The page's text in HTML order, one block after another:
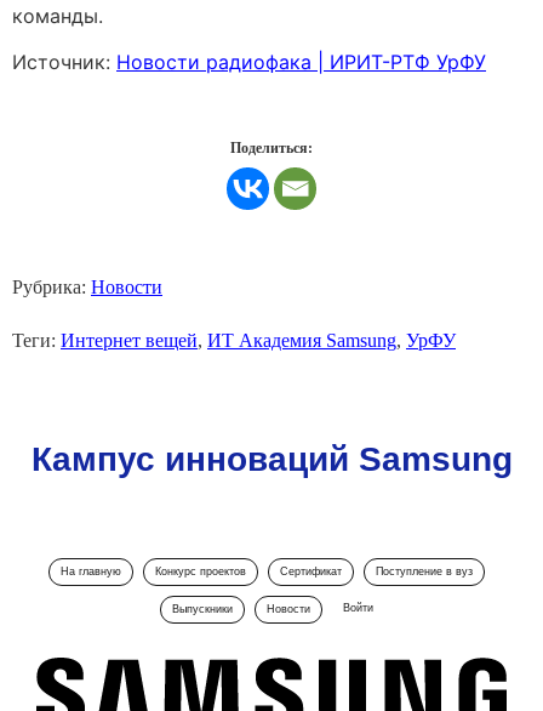
команды.
Источник: Новости радиофака | ИРИТ-РТФ УрФУ
Поделиться:
Рубрика: Новости
Теги: Интернет вещей, ИТ Академия Samsung, УрФУ
Кампус инноваций Samsung
На главную Конкурс проектов Сертификат Поступление в вуз
Выпускники Новости Войти